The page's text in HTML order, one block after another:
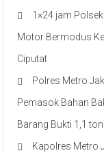
1×24 jam
Motor Bermodus
Ciputat
Polres Metro
Pemasok Bahan
Barang Bukti 1,1
Kapolres Metro